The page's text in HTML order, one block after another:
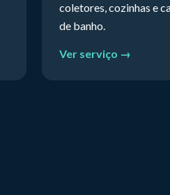
coletores, cozinhas e
de banho.
Ver serviço →